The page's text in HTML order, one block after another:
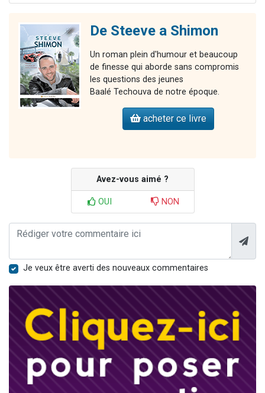
De Steeve a Shimon
Un roman plein d'humour et beaucoup
de finesse qui aborde sans compromis
les questions des jeunes
Baalé Techouva de notre époque.
acheter ce livre
Avez-vous aimé ?
OUI NON
Je veux être averti des nouveaux commentaires